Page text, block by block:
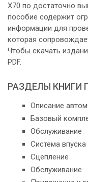
X70 по достаточно
пособие содержит
информации для
которая
Чтобы скачать
PDF.
РАЗДЕЛЫ КНИГИ
Описание
Базовый
Обслуживание
Система впуска
Сцепление
Обслуживание